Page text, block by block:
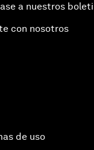
a nuestros
con nosotros
de uso